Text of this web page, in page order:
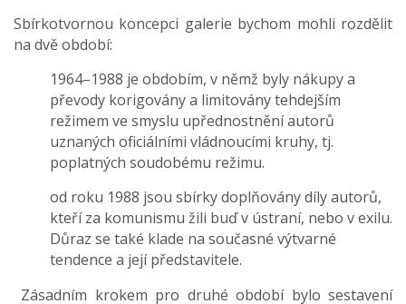
Sbírkotvornou koncepci galerie bychom mohli rozdělit
na dvě období:
1964–1988 je obdobím, v němž byly nákupy a
převody korigovány a limitovány tehdejším
režimem ve smyslu upřednostnění autorů
uznaných oficiálními vládnoucími kruhy, tj.
poplatných soudobému režimu.
od roku 1988 jsou sbírky doplňovány díly autorů,
kteří za komunismu žili buď v ústraní, nebo v exilu.
Důraz se také klade na současné výtvarné
tendence a její představitele.
Zásadním krokem pro druhé období bylo sestavení